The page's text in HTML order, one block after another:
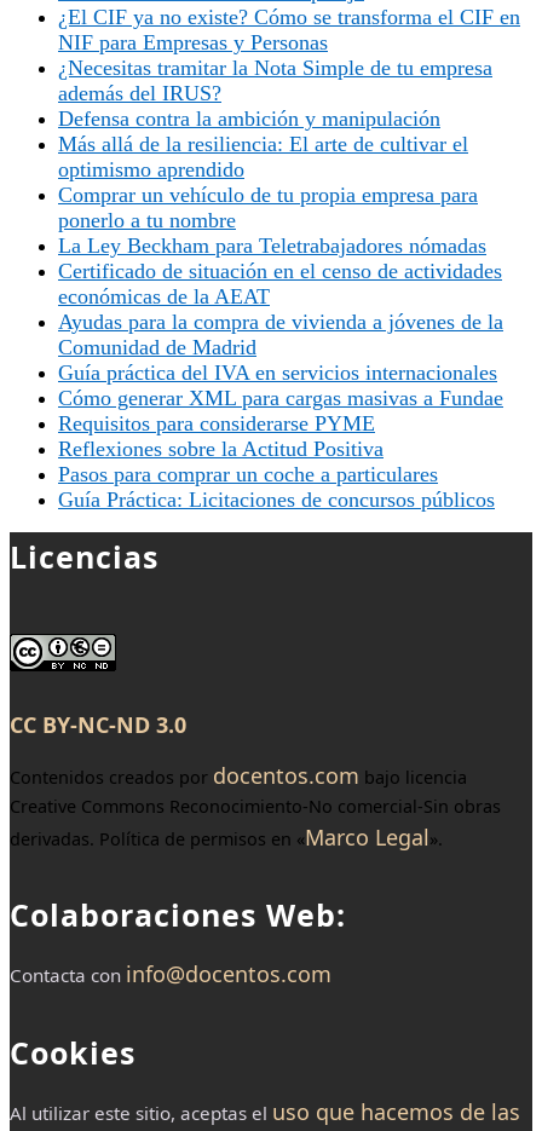
¿El CIF ya no existe? Cómo se transforma el CIF en
NIF para Empresas y Personas
¿Necesitas tramitar la Nota Simple de tu empresa
además del IRUS?
Defensa contra la ambición y manipulación
Más allá de la resiliencia: El arte de cultivar el
optimismo aprendido
Comprar un vehículo de tu propia empresa para
ponerlo a tu nombre
La Ley Beckham para Teletrabajadores nómadas
Certificado de situación en el censo de actividades
económicas de la AEAT
Ayudas para la compra de vivienda a jóvenes de la
Comunidad de Madrid
Guía práctica del IVA en servicios internacionales
Cómo generar XML para cargas masivas a Fundae
Requisitos para considerarse PYME
Reflexiones sobre la Actitud Positiva
Pasos para comprar un coche a particulares
Guía Práctica: Licitaciones de concursos públicos
Licencias
CC BY-NC-ND 3.0
Contenidos creados por docentos.com bajo licencia
Creative Commons Reconocimiento-No comercial-Sin obras
derivadas. Política de permisos en «Marco Legal».
Colaboraciones Web:
Contacta con info@docentos.com
Cookies
Al utilizar este sitio, aceptas el uso que hacemos de las